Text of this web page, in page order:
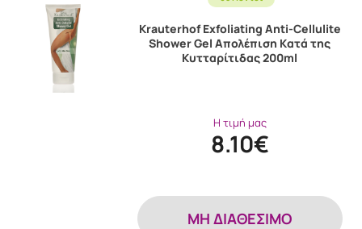
Krauterhof Exfoliating Anti-Cellulite
Shower Gel Απολέπιση Kατά της
Κυτταρίτιδας 200ml
Η τιμή μας
8.10€
MH ΔΙΑΘΕΣΙΜΟ